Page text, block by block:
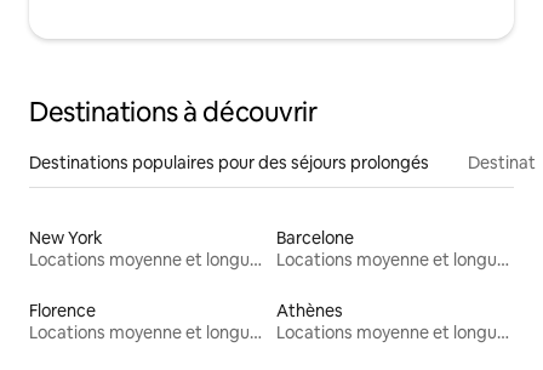
Destinations à découvrir
Destinations populaires pour des séjours prolongés
New York
Locations moyenne et longue durée
Barcelone
Locations moyenne et longue durée
Florence
Locations moyenne et longue durée
Athènes
Locations moyenne et longue durée